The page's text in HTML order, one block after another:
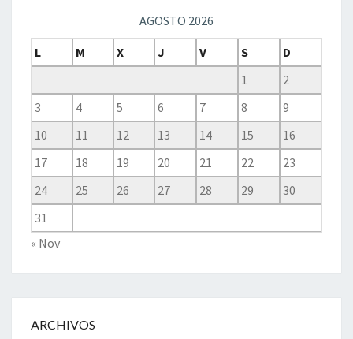
AGOSTO 2026
L
M X J V S
D
1
2
3
4 5 6 7 8
9
10
11 12 13 14 15
16
17
18 19 20 21 22
23
24
25 26 27 28 29
30
31
« Nov
ARCHIVOS